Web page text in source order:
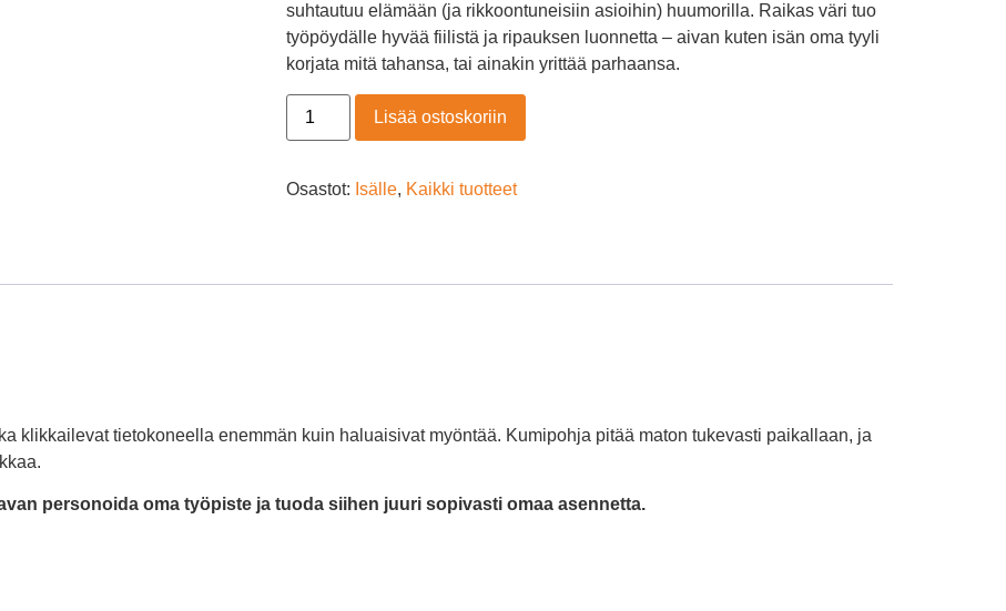
suhtautuu elämään (ja rikkoontuneisiin asioihin) huumorilla. Raikas väri tuo
työpöydälle hyvää fiilistä ja ripauksen luonnetta – aivan kuten isän oma tyyli
korjata mitä tahansa, tai ainakin yrittää parhaansa.
Lisää ostoskoriin
Osastot: Isälle, Kaikki tuotteet
klikkailevat tietokoneella enemmän kuin haluaisivat myöntää. Kumipohja pitää maton tukevasti paikallaan, ja
personoida oma työpiste ja tuoda siihen juuri sopivasti omaa asennetta.